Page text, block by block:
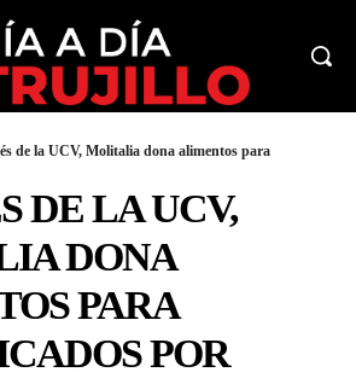
de la UCV, Molitalia dona alimentos para
DE LA UCV,
DONA
PARA
POR